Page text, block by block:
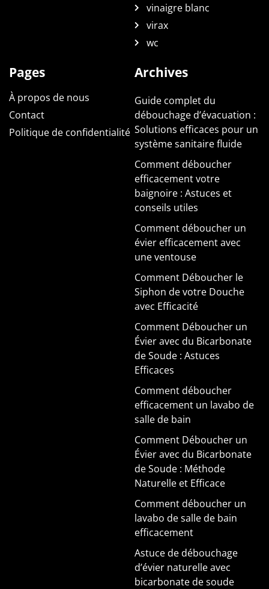
vinaigre blanc
virax
wc
Pages
À propos de nous
Contact
Politique de confidentialité
Archives
Guide complet du
débouchage d’évacuation :
Solutions efficaces pour un
système sanitaire fluide
Comment déboucher
efficacement votre
baignoire : Astuces et
conseils utiles
Comment déboucher un
évier efficacement avec
une ventouse
Comment Déboucher le
Siphon de votre Douche
avec Efficacité
Comment Déboucher un
Évier avec du Bicarbonate
de Soude : Astuces
Efficaces
Comment déboucher
efficacement un lavabo de
salle de bain
Comment Déboucher un
Évier avec du Bicarbonate
de Soude : Méthode
Naturelle et Efficace
Comment déboucher un
lavabo de salle de bain
efficacement
Astuce de débouchage
d’évier naturelle avec
bicarbonate de soude